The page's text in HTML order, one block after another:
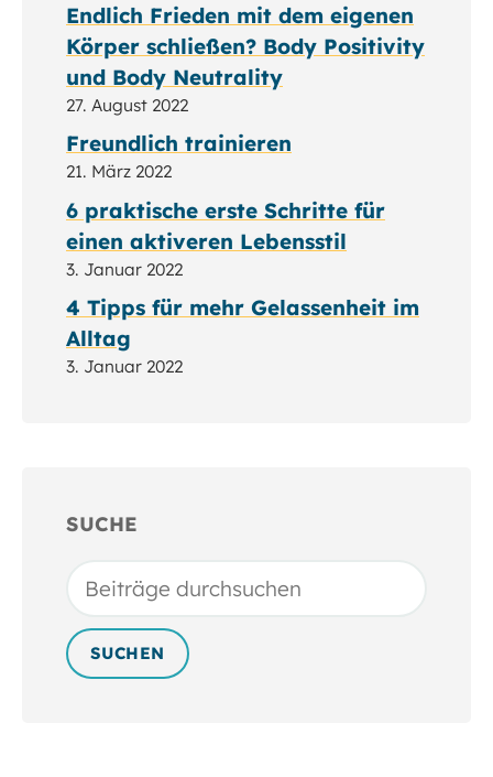
Endlich Frieden mit dem eigenen
Körper schließen? Body Positivity
und Body Neutrality
27. August 2022
Freundlich trainieren
21. März 2022
6 praktische erste Schritte für
einen aktiveren Lebensstil
3. Januar 2022
4 Tipps für mehr Gelassenheit im
Alltag
3. Januar 2022
SUCHE
Suchen
SUCHEN